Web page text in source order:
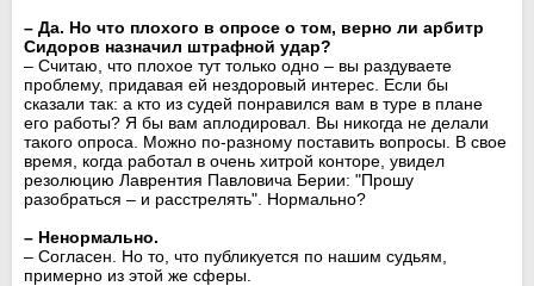
– Да. Но что плохого в опросе о том, верно ли арбитр
Сидоров назначил штрафной удар?
– Считаю, что плохое тут только одно – вы раздуваете
проблему, придавая ей нездоровый интерес. Если бы
сказали так: а кто из судей понравился вам в туре в плане
его работы? Я бы вам аплодировал. Вы никогда не делали
такого опроса. Можно по-разному поставить вопросы. В свое
время, когда работал в очень хитрой конторе, увидел
резолюцию Лаврентия Павловича Берии: "Прошу
разобраться – и расстрелять". Нормально?
– Ненормально.
– Согласен. Но то, что публикуется по нашим судьям,
примерно из этой же сферы.